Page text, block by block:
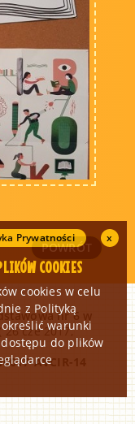
POWRÓT
nr 6 w
cze 2017,
AVCIR-14
COOKIES
cookies w celu
z Polityką
warunki
do plików
Prywatności x